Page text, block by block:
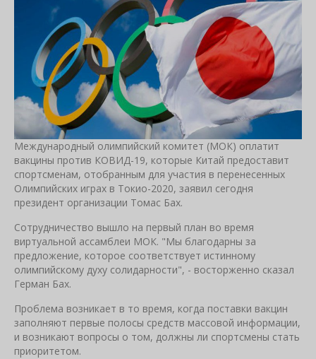
Международный олимпийский комитет (МОК) оплатит
вакцины против КОВИД-19, которые Китай предоставит
спортсменам, отобранным для участия в перенесенных
Олимпийских играх в Токио-2020, заявил сегодня
президент организации Томас Бах.
Сотрудничество вышло на первый план во время
виртуальной ассамблеи МОК. "Мы благодарны за
предложение, которое соответствует истинному
олимпийскому духу солидарности", - восторженно сказал
Герман Бах.
Проблема возникает в то время, когда поставки вакцин
заполняют первые полосы средств массовой информации,
и возникают вопросы о том, должны ли спортсмены стать
приоритетом.